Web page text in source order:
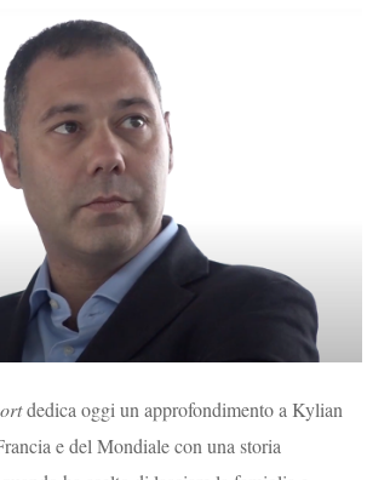
dedica oggi un approfondimento a Kylian
e del Mondiale con una storia